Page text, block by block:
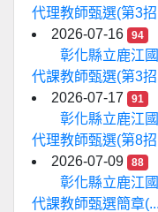
代理教師甄選(第3招
2026-07-16
94
彰化縣立鹿江
代課教師甄選(第3招
2026-07-17
91
彰化縣立鹿江
代理教師甄選(第8招
2026-07-09
88
彰化縣立鹿江
代課教師甄選簡章(...